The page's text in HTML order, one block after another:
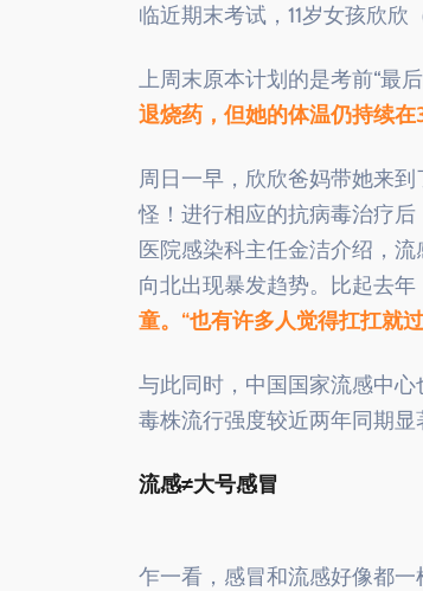
临近期末考试，11岁女孩欣欣
上周末原本计划的是考前“最
退烧药，但她的体温仍持续
周日一早，欣欣爸妈带她来
怪！进行相应的抗病毒治疗后
医院感染科主任金洁介绍，
向北出现暴发趋势。比起去年
童。“也有许多人觉得扛扛就
与此同时，中国国家流感中
毒株流行强度较近两年同期显
流感≠大号感冒
乍一看，感冒和流感好像都